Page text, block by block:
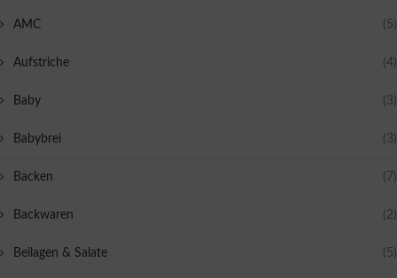
AMC (5)
Aufstriche (4)
Baby (3)
Babybrei (3)
Backen (7)
Backwaren (2)
Beilagen & Salate (5)